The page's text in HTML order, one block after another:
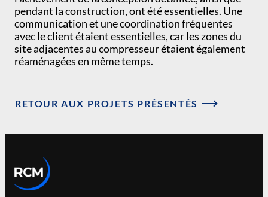
pendant la construction, ont été essentielles. Une
communication et une coordination fréquentes
avec le client étaient essentielles, car les zones du
site adjacentes au compresseur étaient également
réaménagées en même temps.
RETOUR AUX PROJETS PRÉSENTÉS